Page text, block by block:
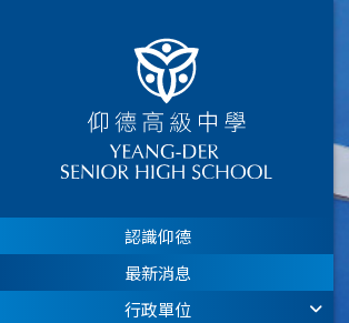
認識仰德
最新消息
行政單位